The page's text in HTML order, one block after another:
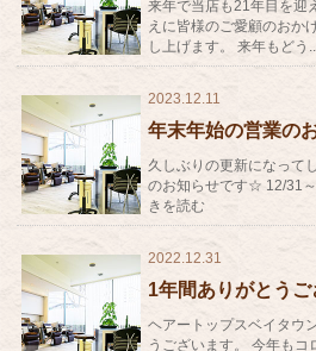
来年で当店も21年目を迎
えに皆様のご愛顧のおか
し上げます。 来年もどう
2023.12.11
年末年始の営業の
久しぶりの更新になっ
のお知らせです☆ 12/31
きを読む
2022.12.31
1年間ありがとう
ヘアートップスベイタウ
うございます。 今年も